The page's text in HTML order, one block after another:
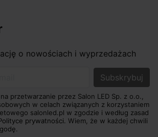
sprawdź masę oprawy, nośność
szkła dmuchanego montuj bez silnego
miękką ściereczką po całkowitym
powierzchnie przecieraj suchą
unikając środków ściernych i
regularnie odkurzaj miękką
nadmiernego moczenia materiału.
o nowościach i wyprzedażach
przetwarzanie przez Salon LED Sp. z o.o.,
w celach związanych z korzystaniem
salonled.pl w zgodzie i według zasad
prywatności. Wiem, że w każdej chwili